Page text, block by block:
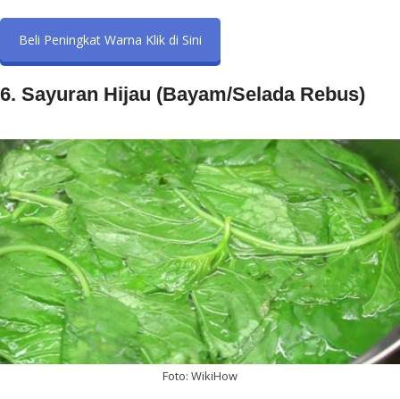
Beli Peningkat Warna Klik di Sini
6. Sayuran Hijau (Bayam/Selada Rebus)
Foto: WikiHow